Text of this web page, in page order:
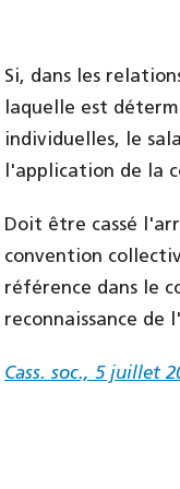
Si, dans les
laquelle est
individuelles, le
l'application de la
Doit être cassé
convention
référence dans le
reconnaissance
Cass. soc., 5 juillet